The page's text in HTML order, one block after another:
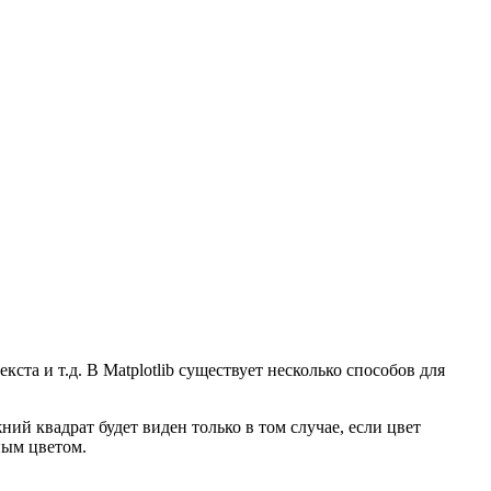
и т.д. В Matplotlib существует несколько способов для
квадрат будет виден только в том случае, если цвет
цветом.